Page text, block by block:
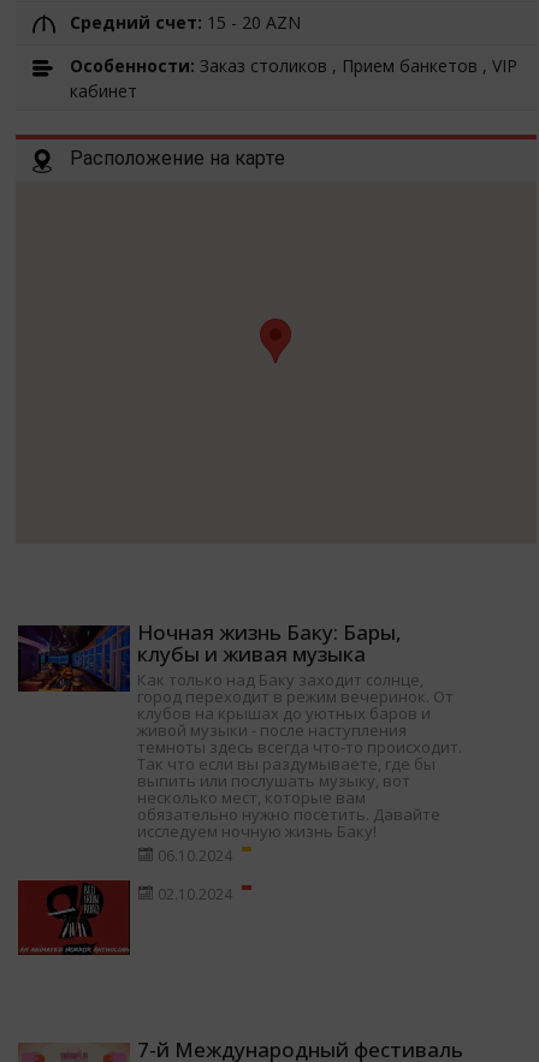
Средний счет: 15 - 20 AZN
Особенности: Заказ столиков , Прием банкетов , VIP
кабинет
Расположение на карте
Ночная жизнь Баку: Бары,
клубы и живая музыка
Как только над Баку заходит солнце,
город переходит в режим вечеринок. От
клубов на крышах до уютных баров и
живой музыки - после наступления
темноты здесь всегда что-то происходит.
Так что если вы раздумываете, где бы
выпить или послушать музыку, вот
несколько мест, которые вам
обязательно нужно посетить. Давайте
исследуем ночную жизнь Баку!
06.10.2024
02.10.2024
7-й Международный фестиваль